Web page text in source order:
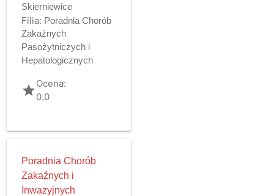
Skierniewice
Filia: Poradnia Chorób
Zakaźnych
Pasożytniczych i
Hepatologicznych
gradeOcena:
0.0
Poradnia Chorób
Zakaźnych i
Inwazyjnych